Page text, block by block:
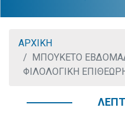
ΑΡΧΙΚΗ
ΜΠΟΥΚΕΤΟ
ΦΙΛΟΛΟΓΙΚΗ